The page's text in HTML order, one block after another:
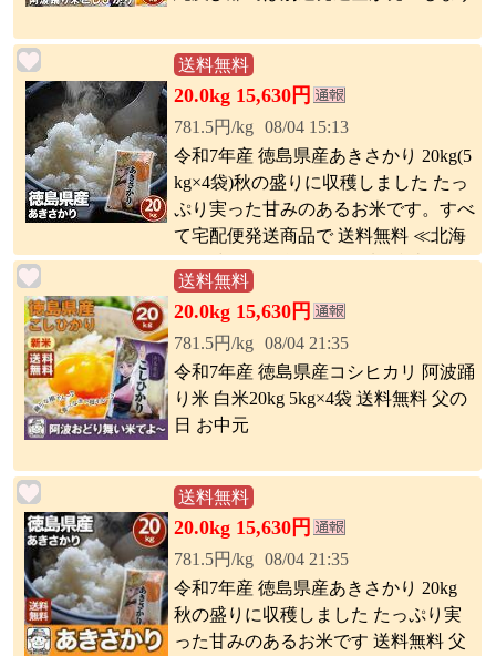
送料無料
20.0kg 15,630円
781.5円/kg 08/04 15:13
令和7年産 徳島県産あきさかり 20kg(5
kg×4袋)秋の盛りに収穫しました たっ
ぷり実った甘みのあるお米です。すべ
て宅配便発送商品で 送料無料 ≪北海
道・沖縄・離島は別途送料(税込)が発
生します。≫
送料無料
20.0kg 15,630円
781.5円/kg 08/04 21:35
令和7年産 徳島県産コシヒカリ 阿波踊
り米 白米20kg 5kg×4袋 送料無料 父の
日 お中元
送料無料
20.0kg 15,630円
781.5円/kg 08/04 21:35
令和7年産 徳島県産あきさかり 20kg
秋の盛りに収穫しました たっぷり実
った甘みのあるお米です 送料無料 父